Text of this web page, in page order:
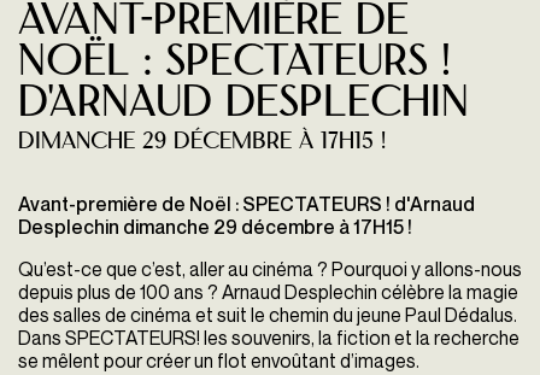
Avant-première de
Noël : SPECTATEURS !
d'Arnaud Desplechin
dimanche 29 décembre à 17H15 !
Avant-première de Noël : SPECTATEURS ! d'Arnaud
Desplechin dimanche 29 décembre à 17H15 !
Qu’est-ce que c’est, aller au cinéma ? Pourquoi y allons-nous
depuis plus de 100 ans ? Arnaud Desplechin célèbre la magie
des salles de cinéma et suit le chemin du jeune Paul Dédalus.
Dans SPECTATEURS! les souvenirs, la fiction et la recherche
se mêlent pour créer un flot envoûtant d’images.